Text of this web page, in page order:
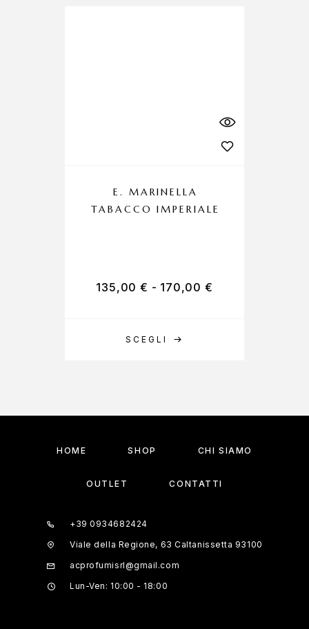
SCEGLI
E. MARINELLA
TABACCO IMPERIALE
135,00 € - 170,00 €
HOME SHOP CHI SIAMO
OUTLET CONTATTI
+39 0934682424
Viale della Regione, 63 Caltanissetta 93100
acprofumisrl@gmail.com
Lun-Ven: 10:00 - 18:00